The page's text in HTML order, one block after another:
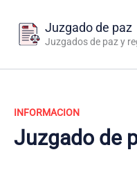
contenido
Juzgado de paz
Juzgados de paz y
INFORMACION
Juzgado de